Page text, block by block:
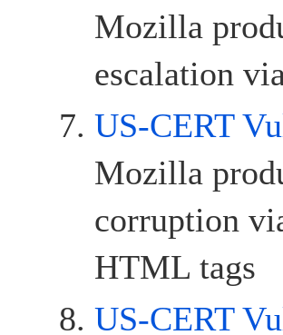
Mozilla
escalation
US-CERT
Mozilla
corruption
HTML tags
US-CERT